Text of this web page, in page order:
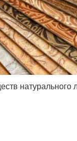
натурального